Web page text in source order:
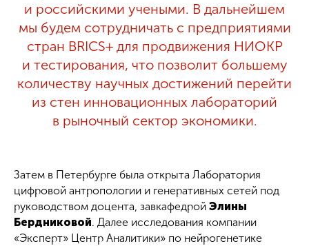
и российскими учеными. В дальнейшем
мы будем сотрудничать с предприятиями
стран BRICS+ для продвижения НИОКР
и тестирования, что позволит большему
количеству научных достижений перейти
из стен инновационных лабораторий
в рыночный сектор экономики.
Затем в Петербурге была открыта Лаборатория
цифровой антропологии и генеративных сетей под
руководством доцента, завкафедрой Элины
Бердниковой. Далее исследования компании
«Эксперт» Центр Аналитики» по нейрогенетике